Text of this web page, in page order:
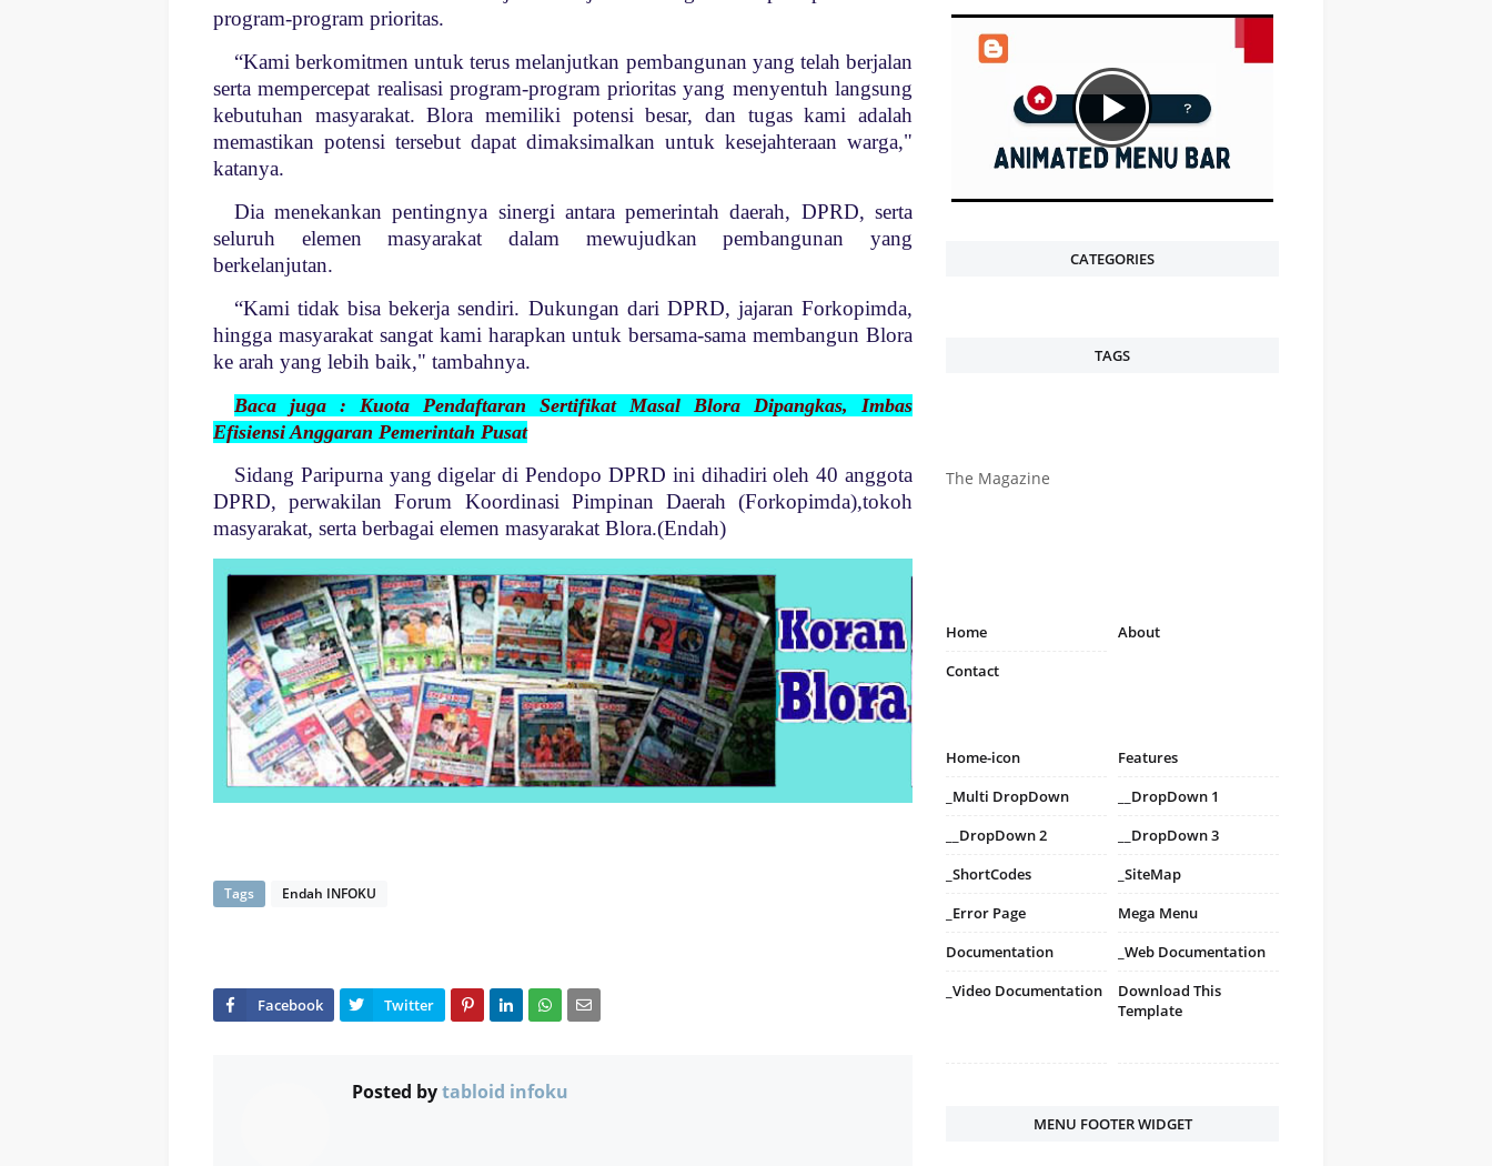
program-program prioritas.
“Kami berkomitmen untuk terus melanjutkan pembangunan yang telah berjalan
serta mempercepat realisasi program-program prioritas yang menyentuh langsung
kebutuhan masyarakat. Blora memiliki potensi besar, dan tugas kami adalah
memastikan potensi tersebut dapat dimaksimalkan untuk kesejahteraan warga,"
katanya.
Dia menekankan pentingnya sinergi antara pemerintah daerah, DPRD, serta
seluruh elemen masyarakat dalam mewujudkan pembangunan yang
berkelanjutan.
“Kami tidak bisa bekerja sendiri. Dukungan dari DPRD, jajaran Forkopimda,
hingga masyarakat sangat kami harapkan untuk bersama-sama membangun Blora
ke arah yang lebih baik," tambahnya.
Baca juga : Kuota Pendaftaran Sertifikat Masal Blora Dipangkas, Imbas
Efisiensi Anggaran Pemerintah Pusat
Sidang Paripurna yang digelar di Pendopo DPRD ini dihadiri oleh 40 anggota
DPRD, perwakilan Forum Koordinasi Pimpinan Daerah (Forkopimda),tokoh
masyarakat, serta berbagai elemen masyarakat Blora.(Endah)
Tags Endah INFOKU
Posted bytabloid infoku
CATEGORIES
TAGS
The Magazine
Home
About
Contact
Home-icon
Features
_Multi DropDown
__DropDown 1
__DropDown 2
__DropDown 3
_ShortCodes
_SiteMap
_Error Page
Mega Menu
Documentation
_Web Documentation
_Video Documentation
Download This
Template
MENU FOOTER WIDGET